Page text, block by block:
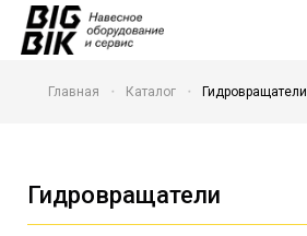
Главная Каталог Гидровращатели
Гидровращатели